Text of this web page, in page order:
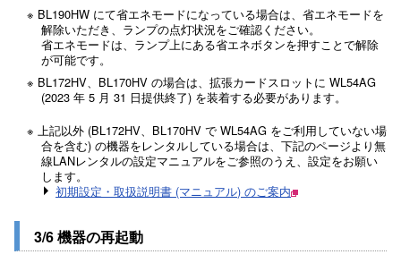
※ BL190HW にて省エネモードになっている場合は、省エネモードを
解除いただき、ランプの点灯状況をご確認ください。
省エネモードは、ランプ上にある省エネボタンを押すことで解除
が可能です。
※ BL172HV、BL170HV の場合は、拡張カードスロットに WL54AG
(2023 年 5 月 31 日提供終了) を装着する必要があります。
※ 上記以外 (BL172HV、BL170HV で WL54AG をご利用していない場
合を含む) の機器をレンタルしている場合は、下記のページより無
線LANレンタルの設定マニュアルをご参照のうえ、設定をお願い
します。
初期設定・取扱説明書 (マニュアル) のご案内
3/6 機器の再起動